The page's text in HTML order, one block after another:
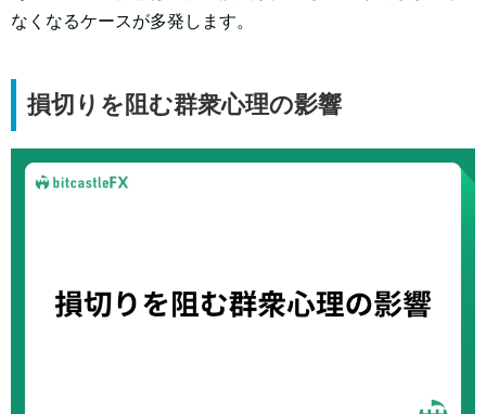
なくなるケースが多発します。
損切りを阻む群衆心理の影響